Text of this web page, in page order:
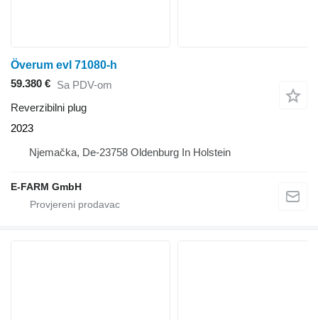
Överum evl 71080-h
59.380 € Sa PDV-om
Reverzibilni plug
2023
Njemačka, De-23758 Oldenburg In Holstein
E-FARM GmbH